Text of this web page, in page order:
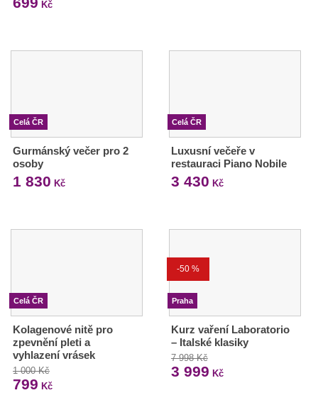
Kč
Celá ČR
Gurmánský večer pro 2
osoby
1 830 Kč
Celá ČR
Luxusní večeře v
restauraci Piano Nobile
3 430 Kč
Celá ČR
Kolagenové nitě pro
zpevnění pleti a
vyhlazení vrásek
1 000 Kč
799 Kč
-50 %
Praha
Kurz vaření Laboratorio
– Italské klasiky
7 998 Kč
3 999 Kč